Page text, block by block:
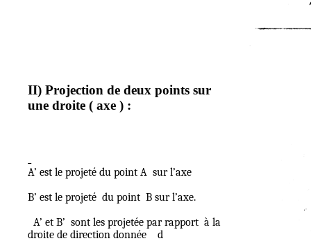
II) Projection de deux points sur
une droite( axe ) :
A’ est le projeté du point A sur l’axe
B’ est le projeté du point B sur l’axe.
A’ et B’ sont les projetée par rapport à la
droite de direction donnée
d